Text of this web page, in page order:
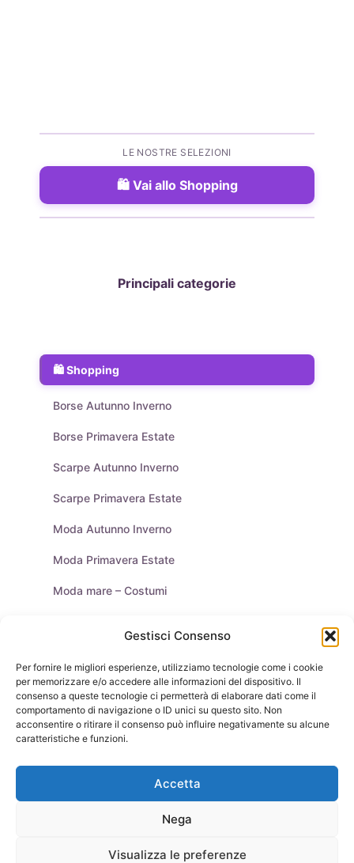
Gestisci Consenso
Per fornire le migliori esperienze, utilizziamo tecnologie come i cookie
per memorizzare e/o accedere alle informazioni del dispositivo. Il
consenso a queste tecnologie ci permetterà di elaborare dati come il
comportamento di navigazione o ID unici su questo sito. Non
acconsentire o ritirare il consenso può influire negativamente su alcune
caratteristiche e funzioni.
Accetta
Nega
Visualizza le preferenze
LE NOSTRE SELEZIONI
Vai allo Shopping
Principali categorie
Shopping
Borse Autunno Inverno
Borse Primavera Estate
Scarpe Autunno Inverno
Scarpe Primavera Estate
Moda Autunno Inverno
Moda Primavera Estate
Moda mare – Costumi
Purse & Co Social
BorseScarpeModa Autunno InvernoModa Primavera Estate
Celebrity – Lookstar
Tutte le Marche e Designer